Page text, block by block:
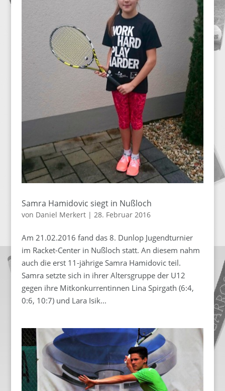
Samra Hamidovic siegt in Nußloch
von Daniel Merkert| 28. Februar 2016
Am 21.02.2016 fand das 8. Dunlop Jugendturnier
im Racket-Center in Nußloch statt. An diesem nahm
auch die erst 11-jährige Samra Hamidovic teil.
Samra setzte sich in ihrer Altersgruppe der U12
gegen ihre Mitkonkurrentinnen Lina Spirgath (6:4,
0:6, 10:7) und Lara Isik...